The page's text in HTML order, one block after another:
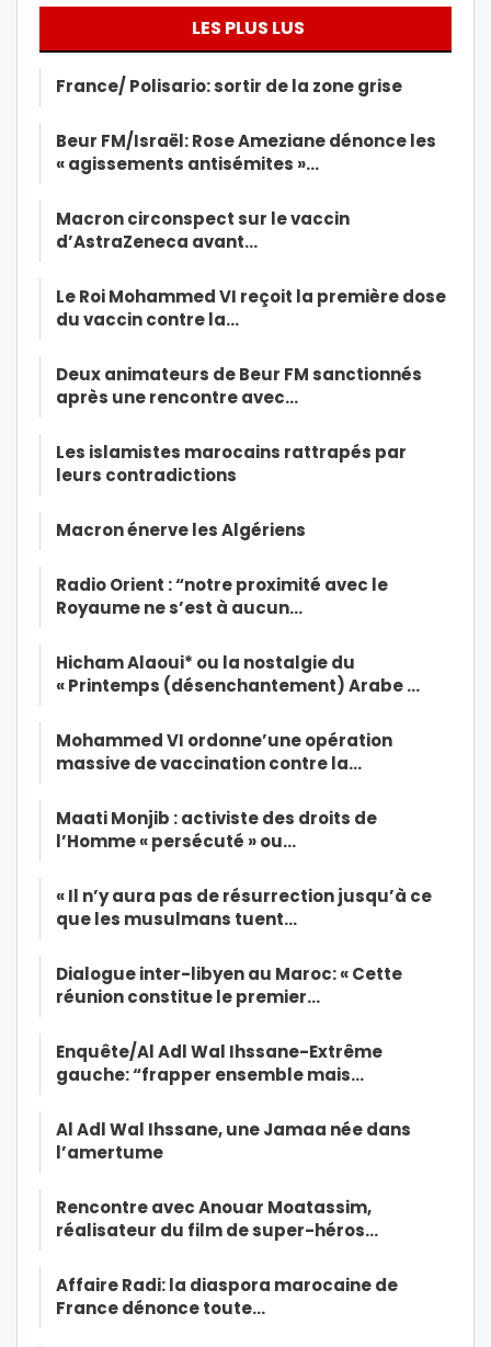
LES PLUS LUS
France/ Polisario: sortir de la zone grise
Beur FM/Israël: Rose Ameziane dénonce les
« agissements antisémites »…
Macron circonspect sur le vaccin
d’AstraZeneca avant…
Le Roi Mohammed VI reçoit la première dose
du vaccin contre la…
Deux animateurs de Beur FM sanctionnés
après une rencontre avec…
Les islamistes marocains rattrapés par
leurs contradictions
Macron énerve les Algériens
Radio Orient : “notre proximité avec le
Royaume ne s’est à aucun…
Hicham Alaoui* ou la nostalgie du
« Printemps (désenchantement) Arabe …
Mohammed VI ordonne’une opération
massive de vaccination contre la…
Maati Monjib : activiste des droits de
l’Homme « persécuté » ou…
« Il n’y aura pas de résurrection jusqu’à ce
que les musulmans tuent…
Dialogue inter-libyen au Maroc: « Cette
réunion constitue le premier…
Enquête/Al Adl Wal Ihssane-Extrême
gauche: “frapper ensemble mais…
Al Adl Wal Ihssane, une Jamaa née dans
l’amertume
Rencontre avec Anouar Moatassim,
réalisateur du film de super-héros…
Affaire Radi: la diaspora marocaine de
France dénonce toute…